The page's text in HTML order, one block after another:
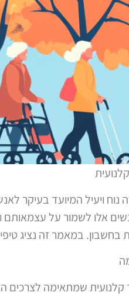
נוח ויעיל המיועד בעיקר
אלו לשמור על עצמאותם
בחשבון. במאמר זה נציג
קלנועית שמתאימה לצרכים